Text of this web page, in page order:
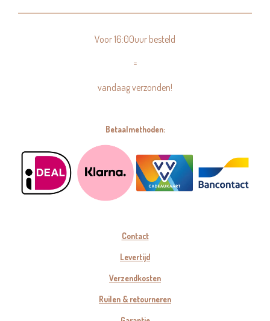
Voor 16:00uur besteld
=
vandaag verzonden!
Betaalmethoden:
Contact
Levertijd
Verzendkosten
Ruilen & retourneren